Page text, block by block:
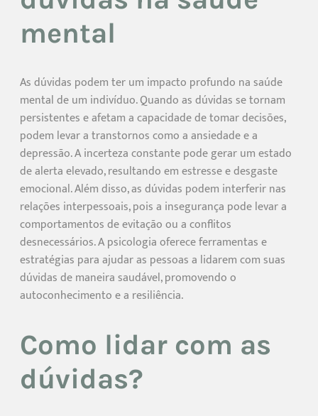
mental
As dúvidas podem ter um impacto profundo na saúde
mental de um indivíduo. Quando as dúvidas se tornam
persistentes e afetam a capacidade de tomar decisões,
podem levar a transtornos como a ansiedade e a
depressão. A incerteza constante pode gerar um estado
de alerta elevado, resultando em estresse e desgaste
emocional. Além disso, as dúvidas podem interferir nas
relações interpessoais, pois a insegurança pode levar a
comportamentos de evitação ou a conflitos
desnecessários. A psicologia oferece ferramentas e
estratégias para ajudar as pessoas a lidarem com suas
dúvidas de maneira saudável, promovendo o
autoconhecimento e a resiliência.
Como lidar com as
dúvidas?